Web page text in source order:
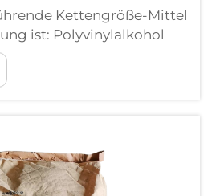
Kettengröße-Mittel
ist: Polyvinylalkohol
Kettengröße aufgrund
Fähigkeit, den
des
herum...